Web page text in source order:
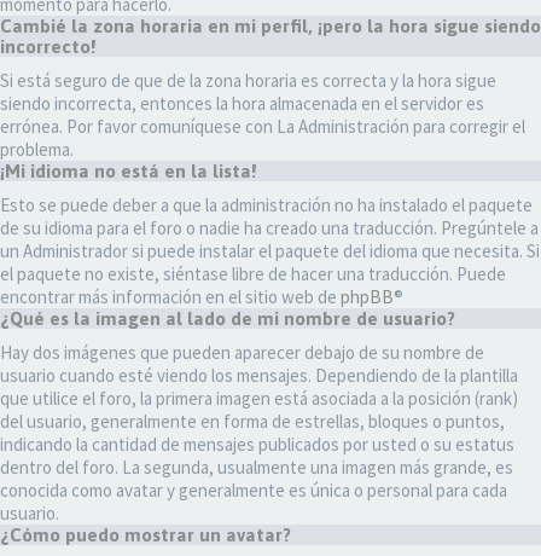
Cambié la zona horaria en mi perfil, ¡pero la hora sigue siendo
incorrecto!
Si está seguro de que de la zona horaria es correcta y la hora sigue
siendo incorrecta, entonces la hora almacenada en el servidor es
errónea. Por favor comuníquese con La Administración para corregir el
problema.
¡Mi idioma no está en la lista!
Esto se puede deber a que la administración no ha instalado el paquete
de su idioma para el foro o nadie ha creado una traducción. Pregúntele a
un Administrador si puede instalar el paquete del idioma que necesita. Si
el paquete no existe, siéntase libre de hacer una traducción. Puede
encontrar más información en el sitio web de phpBB®
¿Qué es la imagen al lado de mi nombre de usuario?
Hay dos imágenes que pueden aparecer debajo de su nombre de
usuario cuando esté viendo los mensajes. Dependiendo de la plantilla
que utilice el foro, la primera imagen está asociada a la posición (rank)
del usuario, generalmente en forma de estrellas, bloques o puntos,
indicando la cantidad de mensajes publicados por usted o su estatus
dentro del foro. La segunda, usualmente una imagen más grande, es
conocida como avatar y generalmente es única o personal para cada
usuario.
¿Cómo puedo mostrar un avatar?